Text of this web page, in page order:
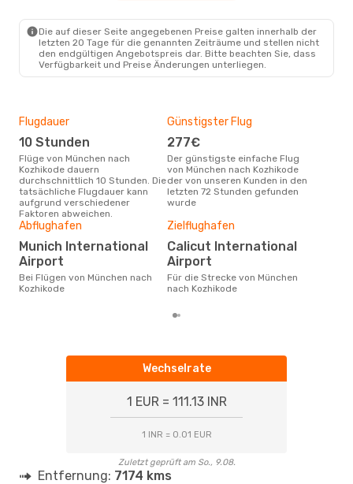
Mo., 5. Okt.- Mi., 14. Okt.
Etihad Airways
1 Zwischenstopp
MUC- CCJ
Die auf dieser Seite angegebenen Preise galten innerhalb der
letzten 20 Tage für die genannten Zeiträume und stellen nicht
den endgültigen Angebotspreis dar. Bitte beachten Sie, dass
Verfügbarkeit und Preise Änderungen unterliegen.
Flugdauer
10 Stunden
Flüge von München nach
Kozhikode dauern
durchschnittlich 10 Stunden. Die
tatsächliche Flugdauer kann
aufgrund verschiedener
Faktoren abweichen.
Günstigster Flug
277€
Der günstigste einfache Flug
von München nach Kozhikode
der von unseren Kunden in den
letzten 72 Stunden gefunden
wurde
Abflughafen
Munich International
Airport
Bei Flügen von München nach
Kozhikode
Zielflughafen
Calicut International
Airport
Für die Strecke von München
nach Kozhikode
Wechselrate
1 EUR = 111.13 INR
1 INR = 0.01 EUR
Zuletzt geprüft am So., 9.08.
Entfernung: 7174 kms